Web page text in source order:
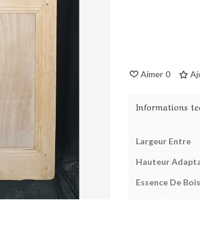
Aimer 0
Informations
Largeur Entre
Hauteur
Essence De Bois